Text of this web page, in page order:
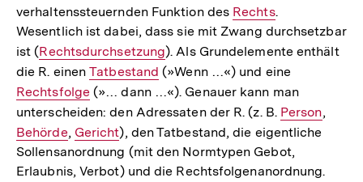
verhaltenssteuernden Funktion des Interner
Link:
Rechts.
Wesentlich ist dabei, dass sie mit Zwang durchsetzbar
ist (Interner
Link:
Rechtsdurchsetzung). Als Grundelemente enthält
die R. einenInterner
Link:
Tatbestand (»Wenn …«) und eine
Link:
Rechtsfolge (»… dann …«). Genauer kann man
unterscheiden: den Adressaten der R. (z. B. Interner
Link:
Person,
Behörde, Interner
Link:
Gericht), den Tatbestand, die eigentliche
Sollensanordnung (mit den Normtypen Gebot,
Erlaubnis, Verbot) und die Rechtsfolgenanordnung.